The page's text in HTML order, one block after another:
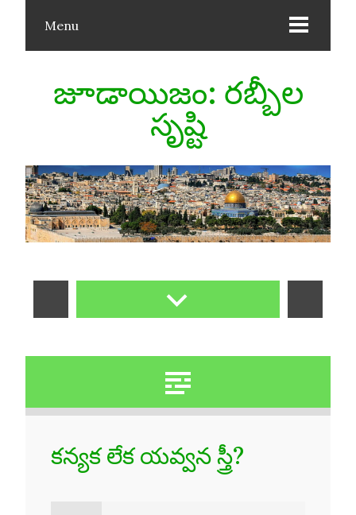
Menu
జూడాయిజం: రబ్బీల
సృష్టి
కన్యక లేక యవ్వన స్త్రీ?